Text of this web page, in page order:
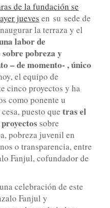
de la fundación se
jueves en su sede de
la terraza y el
labor de
pobreza y
– de momento- , único
el equipo de
cinco proyectos y ha
como ponente u
puesto que tras el
sobre
pobreza juvenil en
o transparencia, entre
Fanjul, cofundador de
celebración de este
Fanjul y